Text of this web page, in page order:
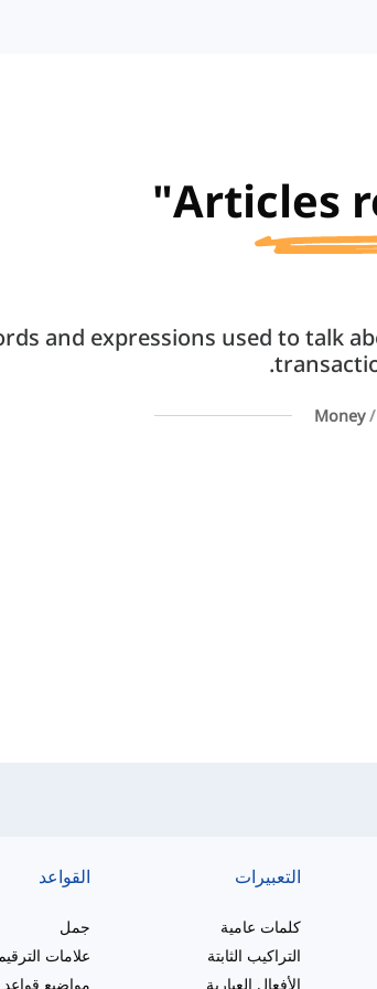
Articles
and expressions used to talk
Money
التعبيرات
كلمات عامية
التراكيب الثابتة
الأفعال العبارية
القواعد
جمل